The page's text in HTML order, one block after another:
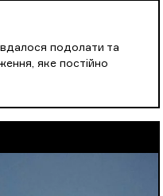
подолати та
яке постійно